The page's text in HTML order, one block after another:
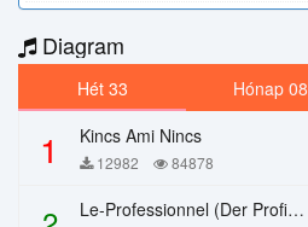
Diagram
Hét 33 Hónap 08
1 Kincs Ami Nincs
12982 84878
Le-Professionnel (Der Profi) – Chi Mai